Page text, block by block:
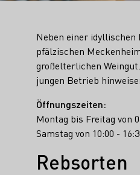
Neben einer idyllischen
pfälzischen
großelterlichen
jungen Betrieb
Öffnungszeiten:
Montag bis Freitag von
Samstag von 10:00 -
Rebsorten